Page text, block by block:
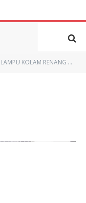
RENANG LED DAN HALOGEN DIPALEMBANG TERMURAH